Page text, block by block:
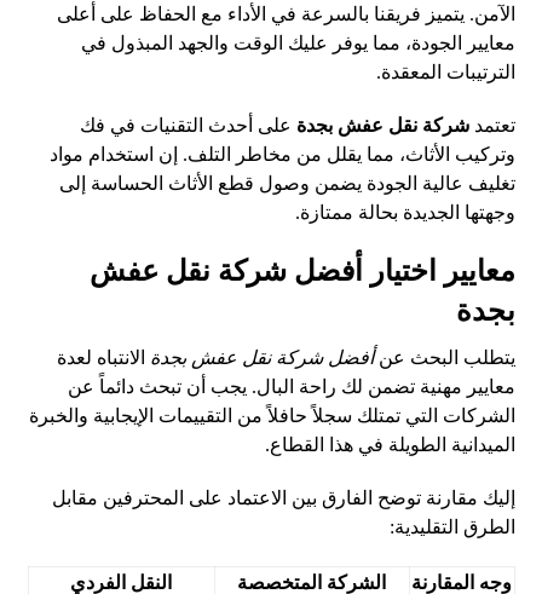
الآمن. يتميز فريقنا بالسرعة في الأداء مع الحفاظ على أعلى
معايير الجودة، مما يوفر عليك الوقت والجهد المبذول في
الترتيبات المعقدة.
تعتمدشركة نقل عفش بجدة على أحدث التقنيات في فك
وتركيب الأثاث، مما يقلل من مخاطر التلف. إن استخدام مواد
تغليف عالية الجودة يضمن وصول قطع الأثاث الحساسة إلى
وجهتها الجديدة بحالة ممتازة.
معايير اختيار أفضل شركة نقل عفش
بجدة
يتطلب البحث عنأفضل شركة نقل عفش بجدة الانتباه لعدة
معايير مهنية تضمن لك راحة البال. يجب أن تبحث دائماً عن
الشركات التي تمتلك سجلاً حافلاً من التقييمات الإيجابية والخبرة
الميدانية الطويلة في هذا القطاع.
إليك مقارنة توضح الفارق بين الاعتماد على المحترفين مقابل
الطرق التقليدية:
وجه المقارنة الشركة المتخصصة
النقل الفردي